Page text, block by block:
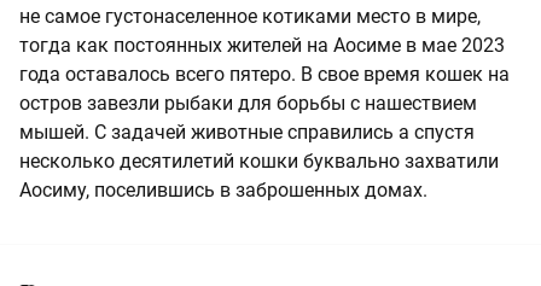
не самое густонаселенное котиками место в мире,
тогда как постоянных жителей на Аосиме в мае 2023
года оставалось всего пятеро. В свое время кошек на
остров завезли рыбаки для борьбы с нашествием
мышей. С задачей животные справились а спустя
несколько десятилетий кошки буквально захватили
Аосиму, поселившись в заброшенных домах.